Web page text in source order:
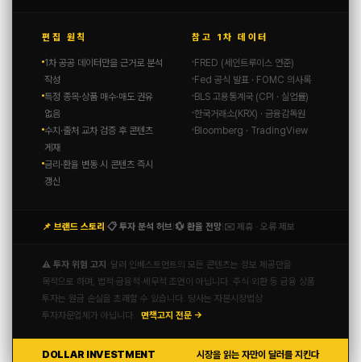
편집 원칙
1차 공공 데이터만을 근거로 분석
작성
특정 종목·상품 매수·매도 권유
없음
수치·출처 교차 검증 후 콘텐츠
게재
금리·환율 변동 시 콘텐츠 즉시
갱신
참고 1차 데이터
FRED (세인트루이스 연준)
Fed 공식 발표 · FOMC 의사록
BLS 고용통계국 (CPI · 실업률)
한국거래소(KRX) · 금융감독원
Bloomberg · TradingView
📌 브랜드 스토리 📋 투자 분석 허브 💱 환율 전망 ✉️ 제휴 · 오류 제보
⚠️ 투자 위험 고지
달러 인베스트먼트의 모든 콘텐츠는 정보 제공만을
목적으로 하며, 법적·금융적·세무적 조언이 아닙니다. 주식·외환 등 금융 상품
투자는 원금 손실을 초래할 수 있습니다. 당사는 자본시장법상
투자자문업체가 아닙니다. 면책고지 전문 →
DOLLAR INVESTMENT 시장을 읽는 자만이 달러를 지킨다